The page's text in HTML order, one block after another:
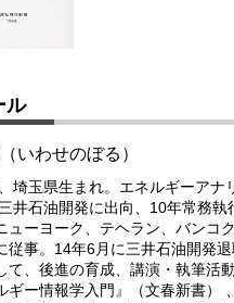
ル
いわせのぼる）
埼玉県生まれ。エネルギーアナ
井石油開発に出向、10年常務
ューヨーク、テヘラン、バンコ
従事。14年6月に三井石油開発
て、後進の育成、講演・執筆活
ー情報学入門』（文春新書）